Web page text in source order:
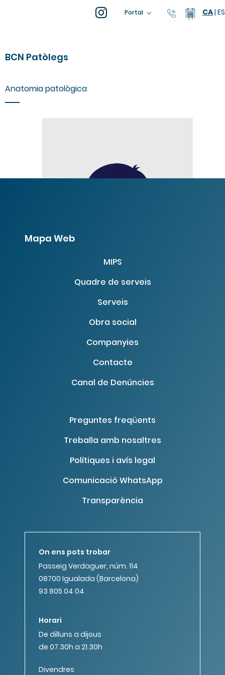
Portal 93 805 04
CA| ES
BCN Patòlegs
Anatomia patològica
Tornar a especialistes
Mapa Web
MIPS
Quadre de serveis
Serveis
Obra social
Companyies
Contacte
Canal de Denúncies
Preguntes freqüents
Treballa amb nosaltres
Polítiques i avís legal
Comunicació WhatsApp
Transparència
On ens pots trobar
Passeig Verdaguer, núm. 114
08700 Igualada (Barcelona)
93 805 04 04
Horari
De dilluns a dijous
de 07.30h a 21.30h
Divendres